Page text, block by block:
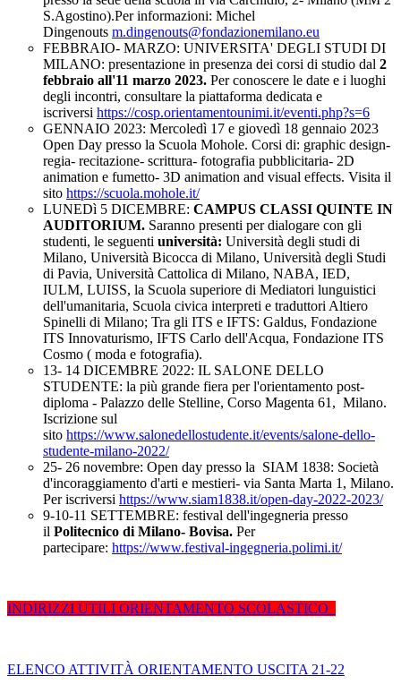
S.Agostino).Per informazioni: Michel
Dingenouts m.dingenouts@fondazionemilano.eu
FEBBRAIO- MARZO: UNIVERSITA' DEGLI STUDI DI
MILANO: presentazione in presenza dei corsi di studio dal 2
febbraio all'11 marzo 2023. Per conoscere le date e i luoghi
degli incontri, consultare la piattaforma dedicata e
iscriversi https://cosp.orientamentounimi.it/eventi.php?s=6
GENNAIO 2023: Mercoledì 17 e giovedì 18 gennaio 2023
Open Day presso la Scuola Mohole. Corsi di: graphic design-
regia- recitazione- scrittura- fotografia pubblicitaria- 2D
animation e fumetto- 3D animation and visual effects. Visita il
sito https://scuola.mohole.it/
LUNEDì 5 DICEMBRE: CAMPUS CLASSI QUINTE IN
AUDITORIUM. Saranno presenti per dialogare con gli
studenti, le seguenti università: Università degli studi di
Milano, Università Bicocca di Milano, Università degli Studi
di Pavia, Università Cattolica di Milano, NABA, IED,
IULM, LUISS, la Scuola superiore di Mediatori lunguistici
dell'umanitaria, Scuola civica interpreti e traduttori Altiero
Spinelli di Milano; Tra gli ITS e IFTS: Galdus, Fondazione
ITS Innovaturismo, IFTS Carlo dell'Acqua, Fondazione ITS
Cosmo ( moda e fotografia).
13- 14 DICEMBRE 2022: IL SALONE DELLO
STUDENTE: la più grande fiera per l'orientamento post-
diploma - Palazzo delle Stelline, Corso Magenta 61, Milano.
Iscrizione sul
sito https://www.salonedellostudente.it/events/salone-dello-
studente-milano-2022/
25- 26 novembre: Open day presso la SIAM 1838: Società
d'incoraggiamento d'arti e mestieri- via Santa Marta 1, Milano.
Per iscriversi https://www.siam1838.it/open-day-2022-2023/
9-10-11 SETTEMBRE: festival dell'ingegneria presso
il Politecnico di Milano- Bovisa. Per
partecipare: https://www.festival-ingegneria.polimi.it/
INDIRIZZI UTILI ORIENTAMENTO SCOLASTICO
ELENCO ATTIVITÀ ORIENTAMENTO USCITA 21-22